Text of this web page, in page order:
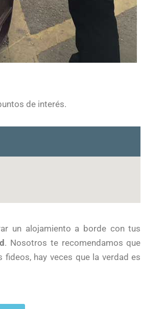
de interés.
un alojamiento a borde con tus
. Nosotros te recomendamos que
hay veces que la verdad es